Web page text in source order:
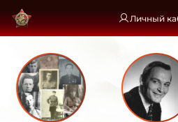
Личный